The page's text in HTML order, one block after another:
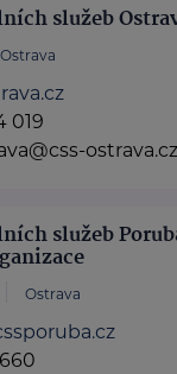
služeb
Ostrava
019
služeb
Ostrava